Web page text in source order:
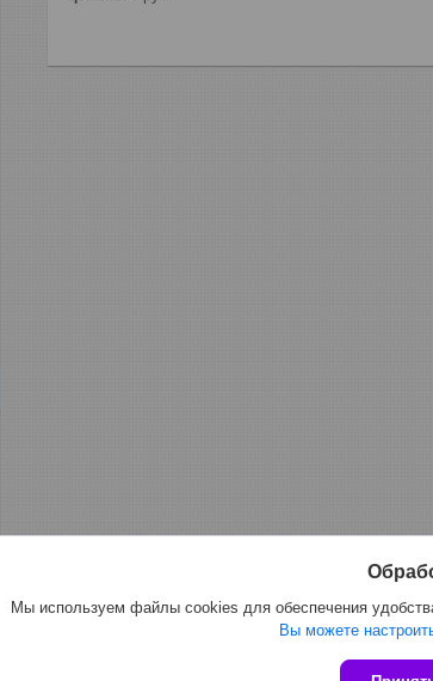
Мы используем файлы cookies для обеспечения
Вы можете